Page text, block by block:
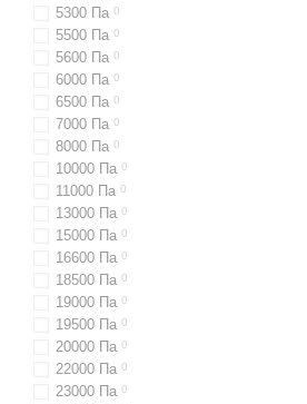
5300 Па 0
5500 Па 0
5600 Па 0
6000 Па 0
6500 Па 0
7000 Па 0
8000 Па 0
10000 Па 0
11000 Па 0
13000 Па 0
15000 Па 0
16600 Па 0
18500 Па 0
19000 Па 0
19500 Па 0
20000 Па 0
22000 Па 0
23000 Па 0